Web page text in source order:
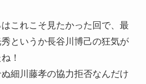
これこそ見たかった回で、最
というか長谷川博己の狂気が
！
細川藤孝の協力拒否なんだけ